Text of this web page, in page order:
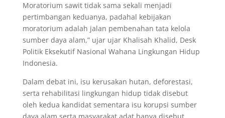
Moratorium sawit tidak sama sekali menjadi
pertimbangan keduanya, padahal kebijakan
moratorium adalah jalan pembenahan tata kelola
sumber daya alam,” ujar ujar Khalisah Khalid, Desk
Politik Eksekutif Nasional Wahana Lingkungan Hidup
Indonesia.
Dalam debat ini, isu kerusakan hutan, deforestasi,
serta rehabilitasi lingkungan hidup tidak disebut
oleh kedua kandidat sementara isu korupsi sumber